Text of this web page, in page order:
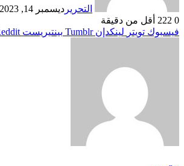
التحرير ديسمبر 14, 2023
0
أقل من دقيقة
فيسبوك تويتر لينكدإن بينتيريست